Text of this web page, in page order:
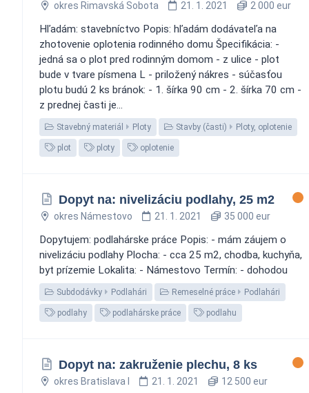
okres Rimavská Sobota 21. 1. 2021 2 000 eur
Hľadám: stavebníctvo Popis: hľadám dodávateľa na
zhotovenie oplotenia rodinného domu Špecifikácia: -
jedná sa o plot pred rodinným domom - z ulice - plot
bude v tvare písmena L - priložený nákres - súčasťou
plotu budú 2 ks bránok: - 1. šírka 90 cm - 2. šírka 70 cm -
z prednej časti je...
Stavebný materiál Ploty Stavby (časti) Ploty, oplotenie
plot ploty oplotenie
Dopyt na: nivelizáciu podlahy, 25 m2
okres Námestovo 21. 1. 2021 35 000 eur
Dopytujem: podlahárske práce Popis: - mám záujem o
nivelizáciu podlahy Plocha: - cca 25 m2, chodba, kuchyňa,
byt prízemie Lokalita: - Námestovo Termín: - dohodou
Subdodávky Podlahári Remeselné práce Podlahári
podlahy podlahárske práce podlahu
Dopyt na: zakruženie plechu, 8 ks
okres Bratislava I 21. 1. 2021 12 500 eur